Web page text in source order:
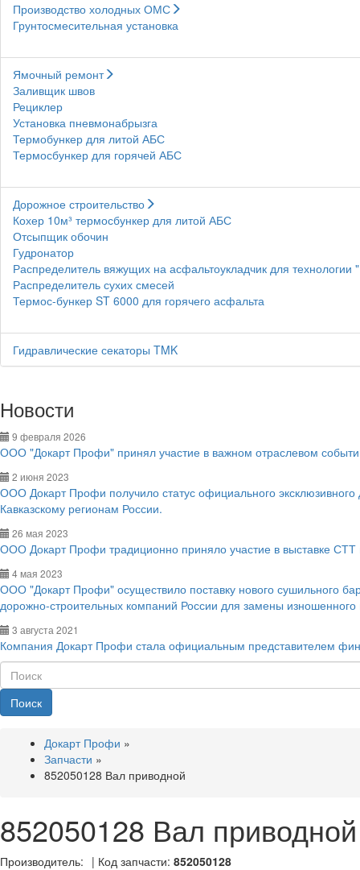
Производство холодных ОМС
Грунтосмесительная установка
Ямочный ремонт
Заливщик швов
Рециклер
Установка пневмонабрызга
Термобункер для литой АБС
Термосбункер для горячей АБС
Дорожное строительство
Кохер 10м³ термосбункер для литой АБС
Отсыпщик обочин
Гудронатор
Распределитель вяжущих на асфальтоукладчик для технологии
Распределитель сухих смесей
Термос-бункер ST 6000 для горячего асфальта
Гидравлические секаторы TMK
Новости
9 февраля 2026
ООО "Докарт Профи" принял участие в важном отраслевом
2 июня 2023
ООО Докарт Профи получило статус официального
Кавказскому регионам России.
26 мая 2023
ООО Докарт Профи традиционно приняло участие в выставке СТТ
4 мая 2023
ООО "Докарт Профи" осуществило поставку нового сушильного
дорожно-строительных компаний России для замены
3 августа 2021
Компания Докарт Профи стала официальным представителем
Поиск
Докарт Профи »
Запчасти »
852050128 Вал приводной
852050128 Вал приводной
Производитель: | Код запчасти: 852050128